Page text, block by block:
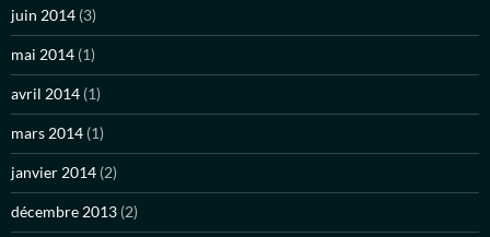
juin 2014 (3)
mai 2014 (1)
avril 2014 (1)
mars 2014 (1)
janvier 2014 (2)
décembre 2013 (2)